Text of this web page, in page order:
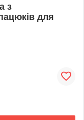
з
для